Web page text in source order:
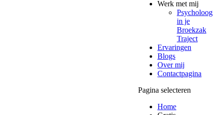
Werk met mij
Psycholoog
in je
Broekzak
Traject
Ervaringen
Blogs
Over mij
Contactpagina
Pagina selecteren
Home